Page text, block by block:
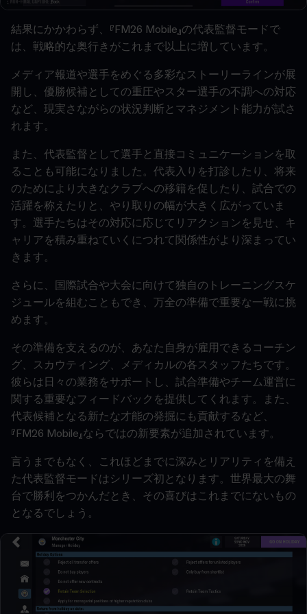
結果にかかわらず、『FM26 Mobile』の代表監督モードで
は、戦略的な奥行きがこれまで以上に増しています。
メディア報道や選手をめぐる多彩なストーリーラインが展
開し、優勝候補としての重圧やスター選手の不調への対応
など、現実さながらの状況判断とマネジメント能力が試さ
れます。
また、代表監督として選手と直接コミュニケーションを取
ることも可能になりました。代表入りを打診したり、将来
のためにより大きなクラブへの移籍を促したり、試合での
活躍を称えたりと、やり取りの幅が大きく広がっていま
す。選手たちはその対応に応じてリアクションを見せ、キ
ャリアを積み重ねていくにつれて関係性がより深まってい
きます。
さらに、国際試合や大会に向けて独自のトレーニングスケ
ジュールを組むこともでき、万全の準備で重要な一戦に挑
めます。
その準備を支えるのが、あなた自身が雇用できるコーチン
グ、スカウティング、メディカルの各スタッフたちです。
彼らは日々の業務をサポートし、試合準備やチーム運営に
関する重要なフィードバックを提供してくれます。また、
代表候補となる新たな才能の発掘にも貢献するなど、
『FM26 Mobile』ならではの新要素が追加されています。
言うまでもなく、これほどまでに深みとリアリティを備え
た代表監督モードはシリーズ初となります。世界最大の舞
台で勝利をつかんだとき、その喜びはこれまでにないもの
となるでしょう。